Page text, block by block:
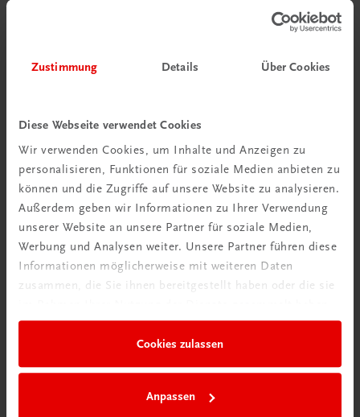
Zustimmung Details Über Cookies
Diese Webseite verwendet Cookies
Wir verwenden Cookies, um Inhalte und Anzeigen zu
personalisieren, Funktionen für soziale Medien anbieten zu
können und die Zugriffe auf unsere Website zu analysieren.
Außerdem geben wir Informationen zu Ihrer Verwendung
unserer Website an unsere Partner für soziale Medien,
Werbung und Analysen weiter. Unsere Partner führen diese
Informationen möglicherweise mit weiteren Daten
zusammen, die Sie ihnen bereitgestellt haben oder die sie
Cookies zulassen
Anpassen
Schon entdeckt?
Ratgeber Schulpraxis
Mehr dazu